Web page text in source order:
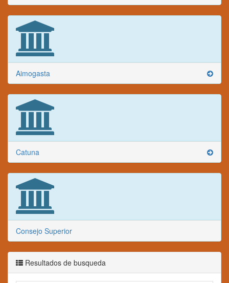
Aimogasta
Catuna
Consejo Superior
Resultados de busqueda